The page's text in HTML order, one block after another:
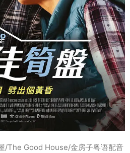
/The Good House/金房子粤语配音